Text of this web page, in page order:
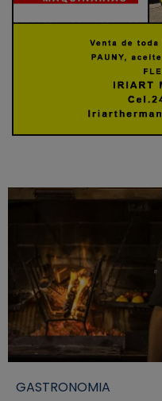
GASTRONOMIA